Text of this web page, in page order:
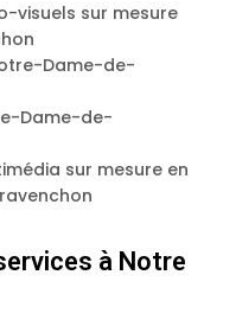
visuels sur mesure
Dame-de-
Dame-de-
sur mesure en
à Notre